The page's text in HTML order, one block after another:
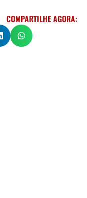
COMPARTILHE AGORA: